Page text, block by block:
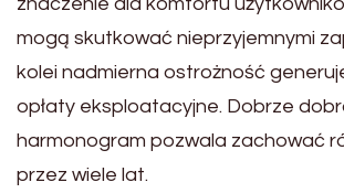
znaczenie dla komfortu
mogą skutkować nieprzyjemnymi
kolei nadmierna ostrożność
opłaty eksploatacyjne. Dobrze
harmonogram pozwala zachować
przez wiele lat.